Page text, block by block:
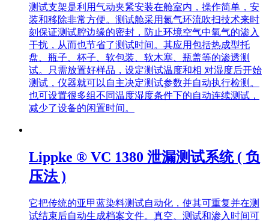
测试支架是利用气动夹紧安装在舱室内，操作简单，安
装和移除非常方便。测试舱采用氮气环流吹扫技术来时
刻保证测试腔边缘的密封，防止环境空气中氧气的渗入
干扰，从而也节省了测试时间。其应用包括热成型托
盘、瓶子、杯子、软包装、软木塞、瓶盖等的渗透测
试。只需放置好样品，设定测试温度和相 对湿度后开始
测试，仪器就可以自主决定测试参数并自动执行检测。
也可设置很多组不同温度湿度条件下的自动连续测试，
减少了设备的闲置时间。
Lippke ® VC 1380 泄漏测试系统 ( 负
压法 )
它把传统的亚甲蓝染料测试自动化，使其可重复并在测
试结束后自动生成档案文件。真空、测试和渗入时间可